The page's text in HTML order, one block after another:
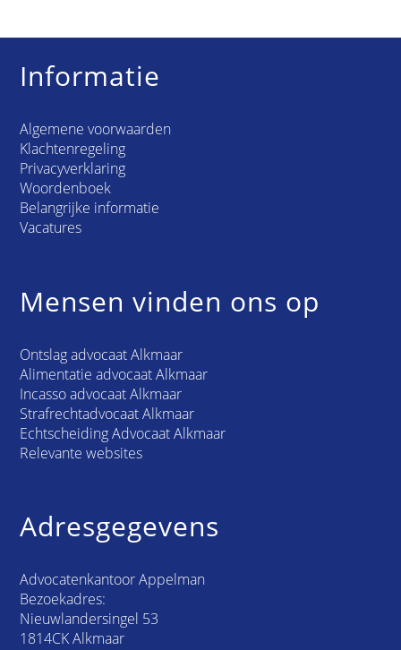
Informatie
Algemene voorwaarden
Klachtenregeling
Privacyverklaring
Woordenboek
Belangrijke informatie
Vacatures
Mensen vinden ons op
Ontslag advocaat Alkmaar
Alimentatie advocaat Alkmaar
Incasso advocaat Alkmaar
Strafrechtadvocaat Alkmaar
Echtscheiding Advocaat Alkmaar
Relevante websites
Adresgegevens
Advocatenkantoor Appelman
Bezoekadres:
Nieuwlandersingel 53
1814CK Alkmaar